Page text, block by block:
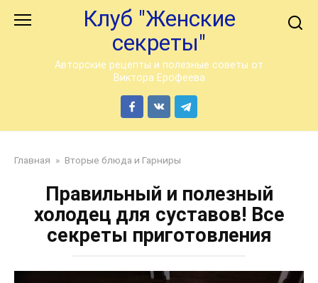
Клуб "Женские
секреты"
Авторские рецепты и полезные советы от
Виктора Ерофеева
Главная » Вторые блюда и Гарниры
Правильный и полезный
холодец для суставов! Все
секреты приготовления